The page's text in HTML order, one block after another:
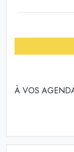
À VOS